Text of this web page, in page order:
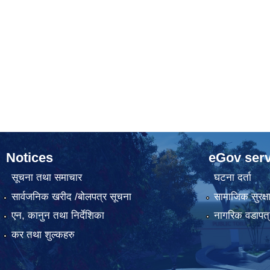
Notices
सूचना तथा समाचार
सार्वजनिक खरीद /बोलपत्र सूचना
एन, कानुन तथा निर्देशिका
कर तथा शुल्कहरु
eGov
घटना दर्ता
सामाजिक सुरक्षा
नागरिक